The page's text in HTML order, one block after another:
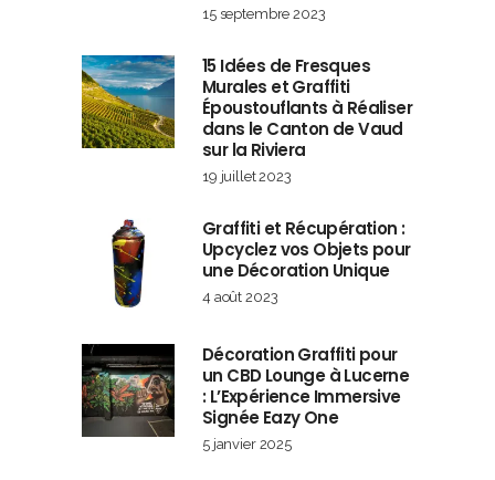
15 septembre 2023
15 Idées de Fresques
Murales et Graffiti
Époustouflants à Réaliser
dans le Canton de Vaud
sur la Riviera
19 juillet 2023
Graffiti et Récupération :
Upcyclez vos Objets pour
une Décoration Unique
4 août 2023
Décoration Graffiti pour
un CBD Lounge à Lucerne
: L’Expérience Immersive
Signée Eazy One
5 janvier 2025